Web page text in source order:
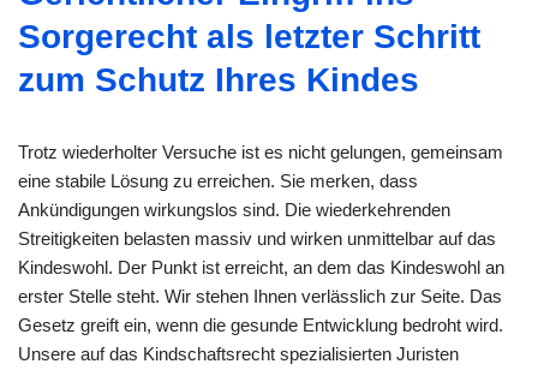
Sorgerecht als letzter Schritt
zum Schutz Ihres Kindes
Trotz wiederholter Versuche ist es nicht gelungen, gemeinsam
eine stabile Lösung zu erreichen. Sie merken, dass
Ankündigungen wirkungslos sind. Die wiederkehrenden
Streitigkeiten belasten massiv und wirken unmittelbar auf das
Kindeswohl. Der Punkt ist erreicht, an dem das Kindeswohl an
erster Stelle steht. Wir stehen Ihnen verlässlich zur Seite. Das
Gesetz greift ein, wenn die gesunde Entwicklung bedroht wird.
Unsere auf das Kindschaftsrecht spezialisierten Juristen